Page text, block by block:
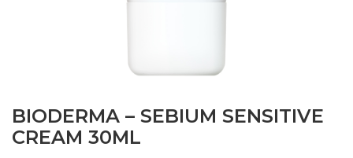
BIODERMA – SEBIUM SENSITIVE
CREAM 30ML